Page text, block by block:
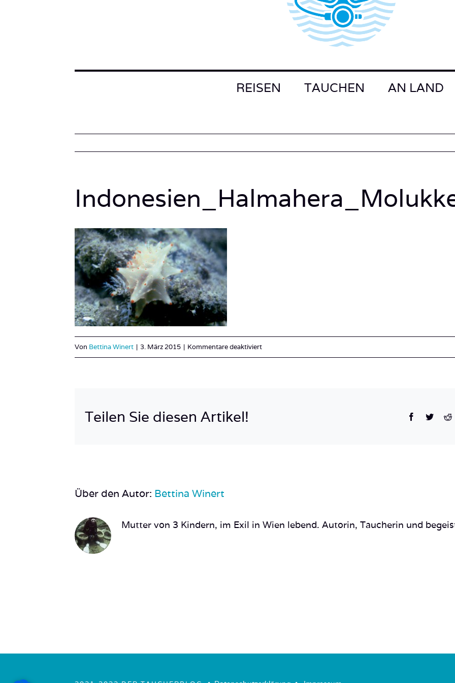
REISEN TAUCHEN AN LAND
Von Bettina Winert | 3. März 2015 | Kommentare deaktiviertfür
Teilen Sie diesen Artikel! Facebook
Twitter
Über den Autor: Bettina Winert
Mutter von 3 Kindern, im Exil in Wien lebend. Autorin, Taucherin und